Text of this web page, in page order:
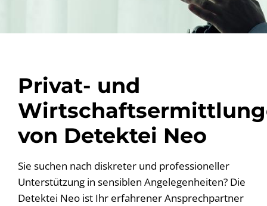
Privat- und
von Detektei Neo
Sie suchen nach diskreter und professioneller
Unterstützung in sensiblen Angelegenheiten? Die
Detektei Neo ist Ihr erfahrener Ansprechpartner